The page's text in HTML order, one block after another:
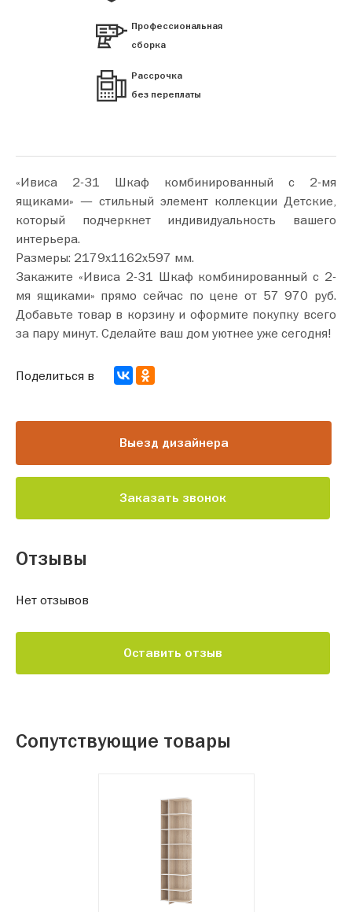
Профессиональная
сборка
Рассрочка
без переплаты
«Ивиса 2-31 Шкаф комбинированный с 2-мя
ящиками» — стильный элемент коллекции Детские,
который подчеркнет индивидуальность вашего
интерьера.
Размеры: 2179х1162х597 мм.
Закажите «Ивиса 2-31 Шкаф комбинированный с 2-
мя ящиками» прямо сейчас по цене от 57 970 руб.
Добавьте товар в корзину и оформите покупку всего
за пару минут. Сделайте ваш дом уютнее уже сегодня!
Выезд дизайнера
Заказать звонок
Поделиться в
Отзывы
Нет отзывов
Оставить отзыв
Сопутствующие товары